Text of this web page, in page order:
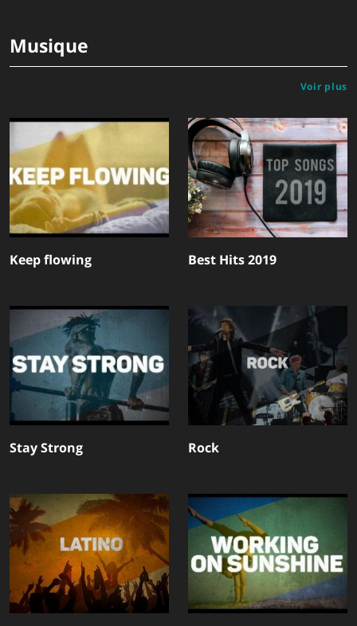
Musique
Voir plus
Keep flowing Best Hits 2019
Stay Strong Rock